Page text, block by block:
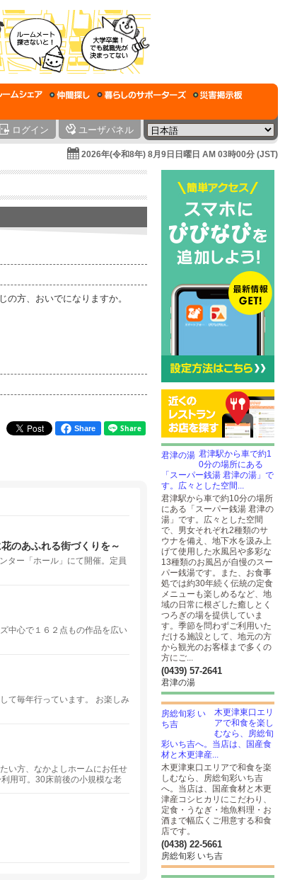
ログイン ユーザパネル
2026年(令和8年) 8月9日日曜日 AM 03時00分 (JST)
の方、おいでになりますか。
Share
のあふれる街づくりを～
ター「ホール」にて開催。定員
中心で１６２点もの作品を広い
て毎年行っています。 お楽しみ
い方、なかよしホームにお任せ
用可。30床前後の小規模な老
君津駅から車で約1
0分の場所にある
「スーパー銭湯 君津の湯」で
す。広々とした空間...
君津駅から車で約10分の場所
にある「スーパー銭湯 君津の
湯」です。広々とした空間
で、男女それぞれ2種類のサ
ウナを備え、地下水を汲み上
げて使用した水風呂や多彩な
13種類のお風呂が自慢のスー
パー銭湯です。また、お食事
処では約30年続く伝統の定食
メニューも楽しめるなど、地
域の日常に根ざした癒しとく
つろぎの場を提供していま
す。季節を問わずご利用いた
だける施設として、地元の方
から観光のお客様まで多くの
方にご...
(0439) 57-2641
君津の湯
木更津東口エリ
アで和食を楽し
むなら、房総旬
彩いち吉へ。当店は、国産食
材と木更津産...
木更津東口エリアで和食を楽
しむなら、房総旬彩いち吉
へ。当店は、国産食材と木更
津産コシヒカリにこだわり、
定食・うなぎ・地魚料理・お
酒まで幅広くご用意する和食
店です。
(0438) 22-5661
房総旬彩 いち吉